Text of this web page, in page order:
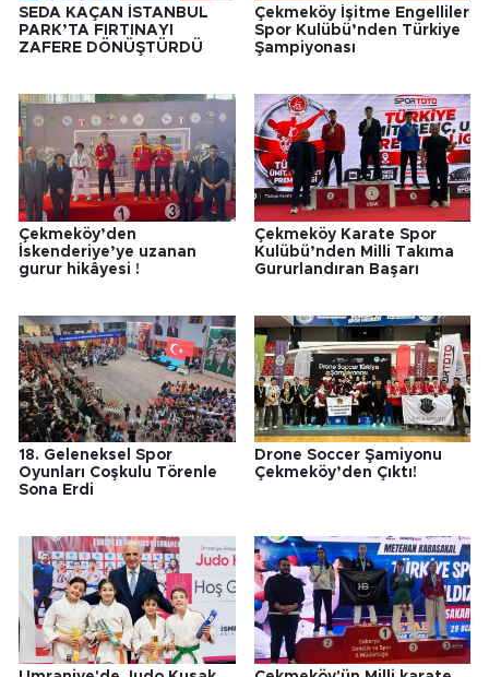
SEDA KAÇAN İSTANBUL
PARK’TA FIRTINAYI
ZAFERE DÖNÜŞTÜRDÜ
Çekmeköy İşitme Engelliler
Spor Kulübü’nden Türkiye
Şampiyonası
Çekmeköy’den
İskenderiye’ye uzanan
gurur hikâyesi !
Çekmeköy Karate Spor
Kulübü’nden Milli Takıma
Gururlandıran Başarı
18. Geleneksel Spor
Oyunları Coşkulu Törenle
Sona Erdi
Drone Soccer Şamiyonu
Çekmeköy’den Çıktı!